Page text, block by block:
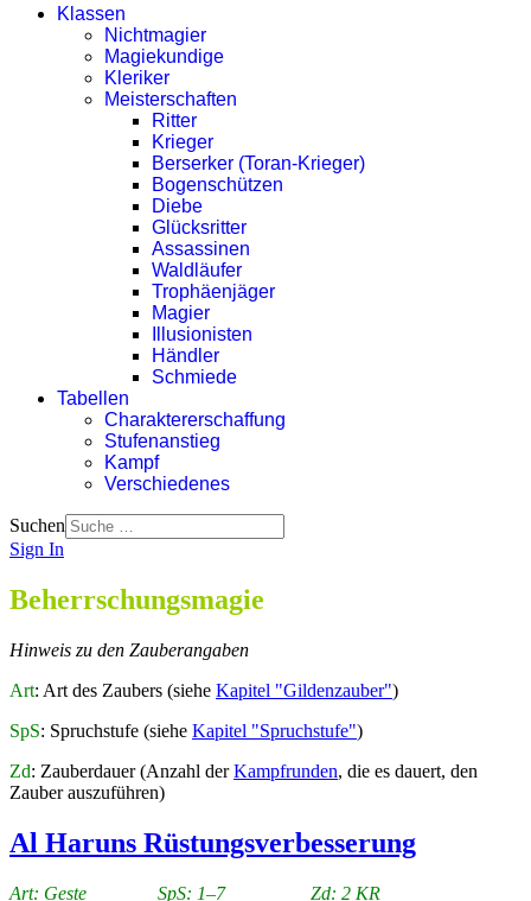
Klassen
Nichtmagier
Magiekundige
Kleriker
Meisterschaften
Ritter
Krieger
Berserker (Toran-Krieger)
Bogenschützen
Diebe
Glücksritter
Assassinen
Waldläufer
Trophäenjäger
Magier
Illusionisten
Händler
Schmiede
Tabellen
Charaktererschaffung
Stufenanstieg
Kampf
Verschiedenes
Suchen
Sign In
Beherrschungsmagie
Hinweis zu den Zauberangaben
Art: Art des Zaubers (siehe Kapitel "Gildenzauber")
SpS: Spruchstufe (siehe Kapitel "Spruchstufe")
Zd: Zauberdauer (Anzahl derKampfrunden, die es dauert, den
Zauber auszuführen)
Al Haruns Rüstungsverbesserung
Art: Geste SpS: 1–7 Zd: 2 KR